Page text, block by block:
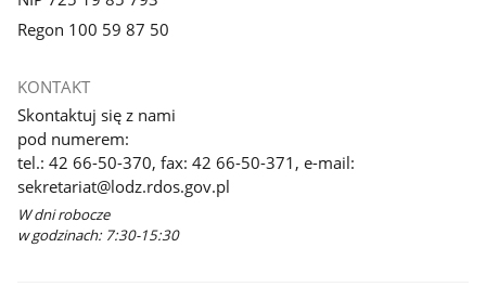
Regon 100 59 87 50
KONTAKT
Skontaktuj się z nami
pod numerem:
tel.: 42 66-50-370, fax: 42 66-50-371, e-mail:
sekretariat@lodz.rdos.gov.pl
W dni robocze
w godzinach: 7:30-15:30